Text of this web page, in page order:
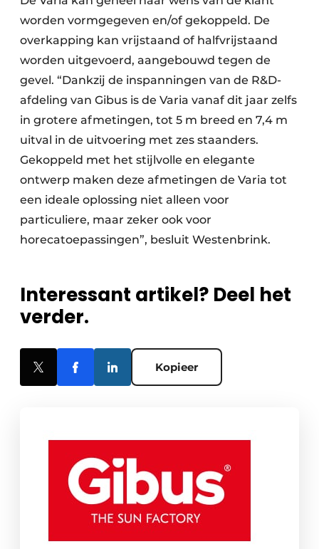
worden vormgegeven en/of gekoppeld. De
overkapping kan vrijstaand of halfvrijstaand
worden uitgevoerd, aangebouwd tegen de
gevel. “Dankzij de inspanningen van de R&D-
afdeling van Gibus is de Varia vanaf dit jaar zelfs
in grotere afmetingen, tot 5 m breed en 7,4 m
uitval in de uitvoering met zes staanders.
Gekoppeld met het stijlvolle en elegante
ontwerp maken deze afmetingen de Varia tot
een ideale oplossing niet alleen voor
particuliere, maar zeker ook voor
horecatoepassingen”, besluit Westenbrink.
Interessant artikel? Deel het
verder.
Kopieer